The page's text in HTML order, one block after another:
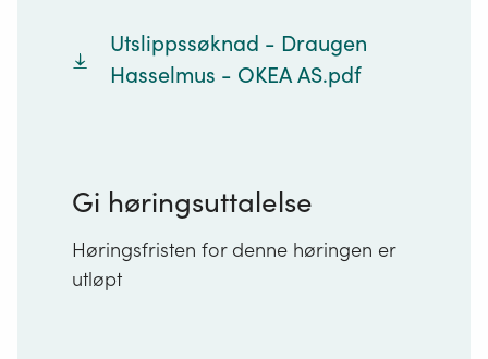
Utslippssøknad - Draugen
Hasselmus - OKEA AS.pdf
Gi høringsuttalelse
Høringsfristen for denne høringen er
utløpt